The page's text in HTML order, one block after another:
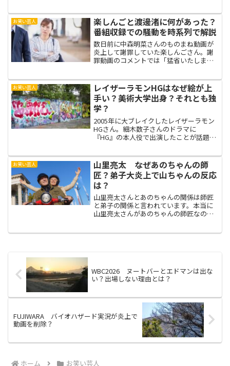
く、世間からは嫌われているようです。
ともしげさんが嫌われて...
お笑い芸人
楽しんごと渡邊渚に何があった？
番組収録での騒動を時系列で解説
数日前に中森明菜さんのものまね動画が
炎上して謝罪していた楽しんごさん。謝
罪動画のコメントでは「猛省いたしま
実際、全く反省していなかったようで今
度は渡邊渚さんに対して不...
お笑い芸人
レイザーラモンHGはなぜ絵が上
手い？美術大学出身？それとも独
学？
2005年に大ブレイクしたレイザーラモン
HGさん。細木数子さんのドラマに
『HG』の本人役で出演したことが話題に
がテレビでは有名。『プレバト！』で
は、住谷正樹としての才能が...
お笑い芸人
山里亮太 なぜあのちゃんの師
匠？弟子大炎上で山ちゃんの反応
は？
山里亮太さんとあのちゃんの関係は師匠
と弟子の関係と言われています。本当に
山里亮太さんがあのちゃんの師匠なので
WBC2026 ヌートバーとエドマンは出な
い？出場しない理由とは？
FUJIWARA バイオハザード実況が炎上で
動画を削除？
ホーム お笑い芸人